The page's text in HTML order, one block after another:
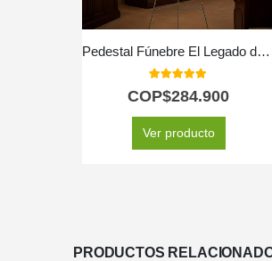
Pedestal Fúnebre El Legado de Domingo: Homenaje Solemne 🕊️
COP$284.900
Ver producto
PRODUCTOS